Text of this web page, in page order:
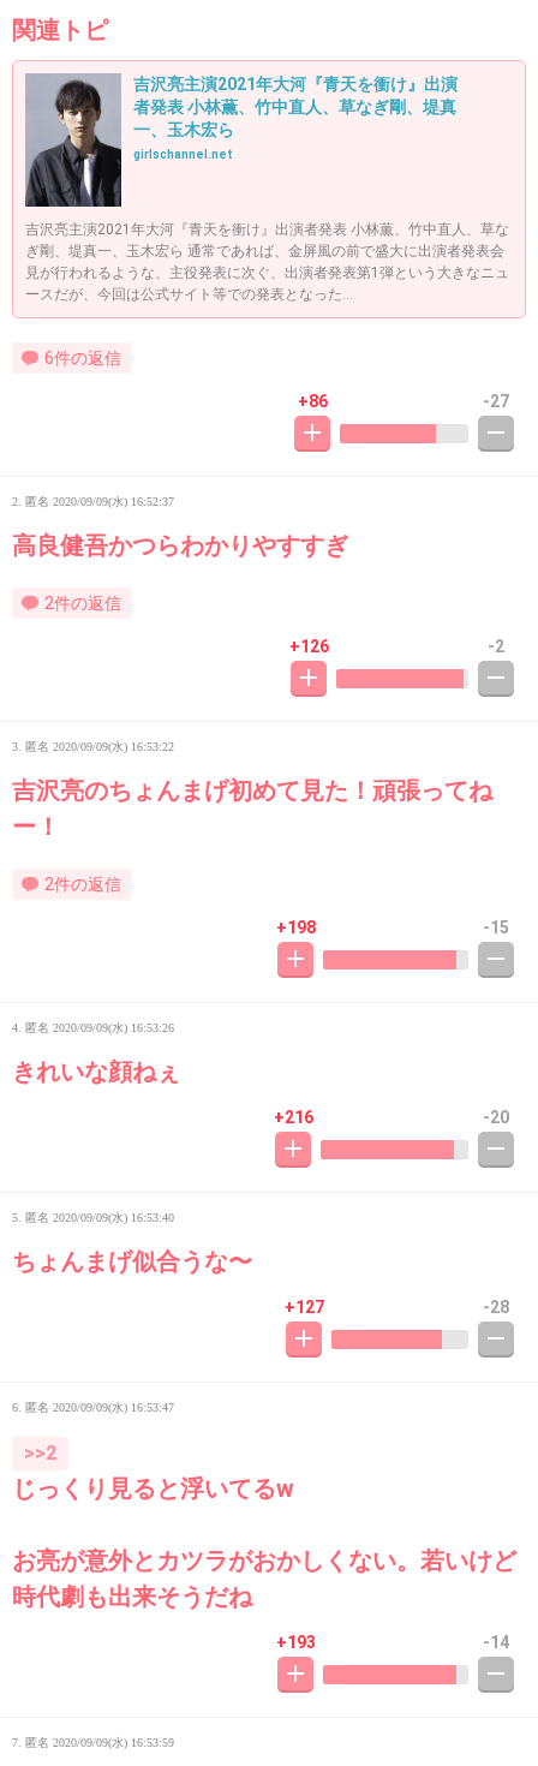
関連トピ
吉沢亮主演2021年大河『青天を衝け』出演
者発表 小林薫、竹中直人、草なぎ剛、堤真
一、玉木宏ら
girlschannel.net
吉沢亮主演2021年大河『青天を衝け』出演者発表 小林薫、竹中直人、草な
ぎ剛、堤真一、玉木宏ら 通常であれば、金屏風の前で盛大に出演者発表会
見が行われるような、主役発表に次ぐ、出演者発表第1弾という大きなニュ
ースだが、今回は公式サイト等での発表となった...
6件の返信
+86 -27
2. 匿名 2020/09/09(水) 16:52:37
高良健吾かつらわかりやすすぎ
2件の返信
+126 -2
3. 匿名 2020/09/09(水) 16:53:22
吉沢亮のちょんまげ初めて見た！頑張ってね
ー！
2件の返信
+198 -15
4. 匿名 2020/09/09(水) 16:53:26
きれいな顔ねぇ
+216 -20
5. 匿名 2020/09/09(水) 16:53:40
ちょんまげ似合うな〜
+127 -28
6. 匿名 2020/09/09(水) 16:53:47
>>2
じっくり見ると浮いてるw
お亮が意外とカツラがおかしくない。若いけど
時代劇も出来そうだね
+193 -14
7. 匿名 2020/09/09(水) 16:53:59